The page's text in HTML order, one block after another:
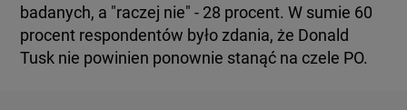
badanych, a "raczej nie" - 28 procent. W sumie 60
procent respondentów było zdania, że Donald
Tusk nie powinien ponownie stanąć na czele PO.